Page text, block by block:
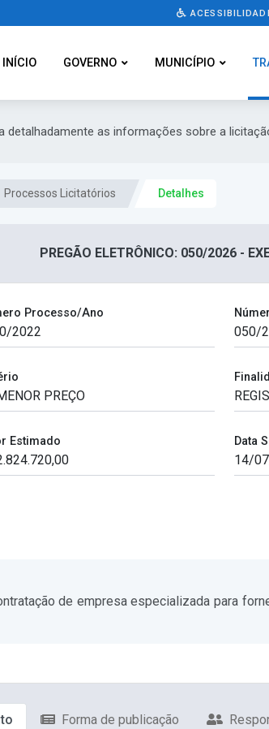
INÍCIO GOVERNO MUNICÍPIO
detalhadamente as informações sobre a
Processos Licitatórios Detalhes
PREGÃO ELETRÔNICO: 050/2026 -
Processo/Ano
Estimado Data
de empresa especializada para
Forma de publicação